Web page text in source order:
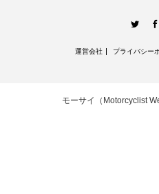
運営会社 プライバシー
モーサイ（Motorcyclist